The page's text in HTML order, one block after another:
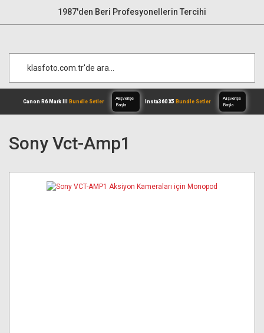
1987'den Beri Profesyonellerin Tercihi
Başla
Sony Vct-Amp1